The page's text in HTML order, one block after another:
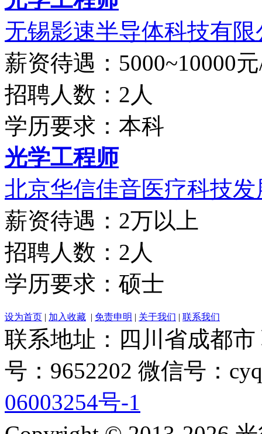
无锡影速半导体科技有限
薪资待遇：5000~10000
招聘人数：2人
学历要求：本科
光学工程师
北京华信佳音医疗科技发
薪资待遇：2万以上
招聘人数：2人
学历要求：硕士
设为首页 | 加入收藏 | 免责申明 | 关于我们 | 联系我们
联系地址：四川省成都市
号：9652202 微信号：
06003254号-1